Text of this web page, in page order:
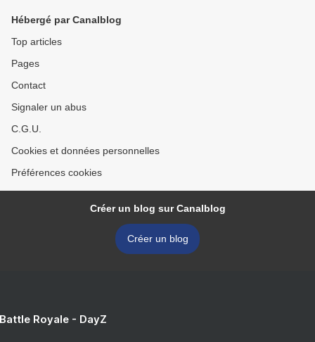
Hébergé par Canalblog
Top articles
Pages
Contact
Signaler un abus
C.G.U.
Cookies et données personnelles
Préférences cookies
Créer un blog sur Canalblog
Créer un blog
Royale - DayZ